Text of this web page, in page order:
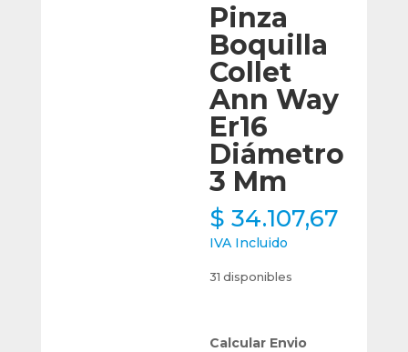
Pinza
Boquilla
Collet
Ann Way
Er16
Diámetro
3 Mm
$ 34.107,67
IVA Incluido
31 disponibles
Calcular Envio